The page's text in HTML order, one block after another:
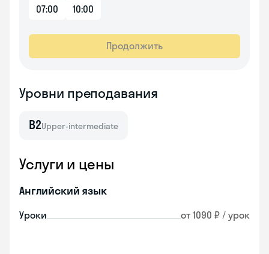
07:00 10:00
Продолжить
Уровни преподавания
B2Upper-intermediate
Услуги и цены
Английский язык
Уроки от 1090 ₽ / урок